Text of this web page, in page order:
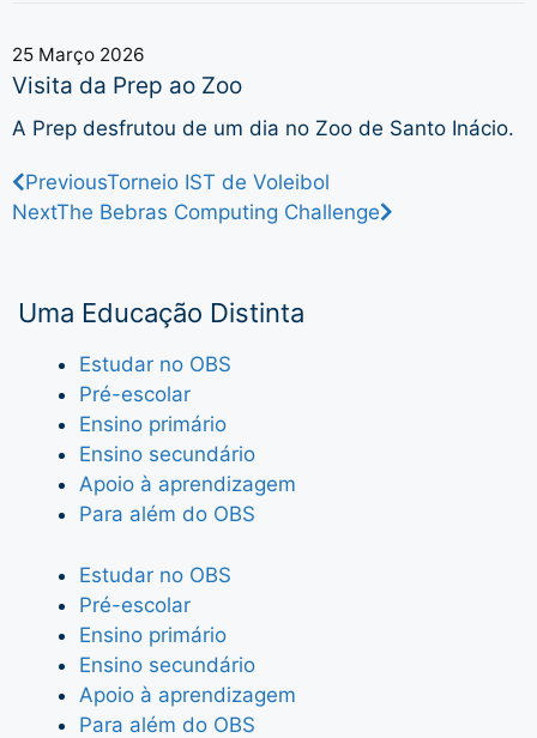
25 Março 2026
Visita da Prep ao Zoo
A Prep desfrutou de um dia no Zoo de Santo Inácio.
PreviousTorneio IST de Voleibol
NextThe Bebras Computing Challenge
Uma Educação Distinta
Estudar no OBS
Pré-escolar
Ensino primário
Ensino secundário
Apoio à aprendizagem
Para além do OBS
Estudar no OBS
Pré-escolar
Ensino primário
Ensino secundário
Apoio à aprendizagem
Para além do OBS